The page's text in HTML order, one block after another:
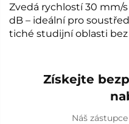
Zvedá rychlostí 30 mm/
dB – ideální pro
tiché studijní oblasti bez
Získejte
Náš